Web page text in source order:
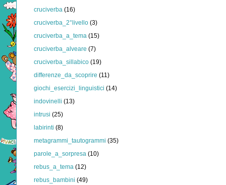
cruciverba (16)
cruciverba_2°livello (3)
cruciverba_a_tema (15)
cruciverba_alveare (7)
cruciverba_sillabico (19)
differenze_da_scoprire (11)
giochi_esercizi_linguistici (14)
indovinelli (13)
intrusi (25)
labirinti (8)
metagrammi_tautogrammi (35)
parole_a_sorpresa (10)
rebus_a_tema (12)
rebus_bambini (49)